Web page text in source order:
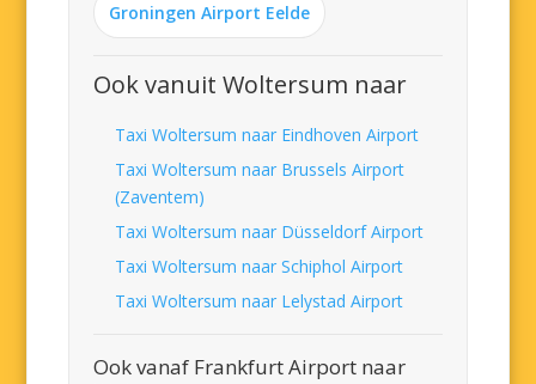
Groningen Airport Eelde
Ook vanuit Woltersum naar
Taxi Woltersum naar Eindhoven Airport
Taxi Woltersum naar Brussels Airport
(Zaventem)
Taxi Woltersum naar Düsseldorf Airport
Taxi Woltersum naar Schiphol Airport
Taxi Woltersum naar Lelystad Airport
Ook vanaf Frankfurt Airport naar